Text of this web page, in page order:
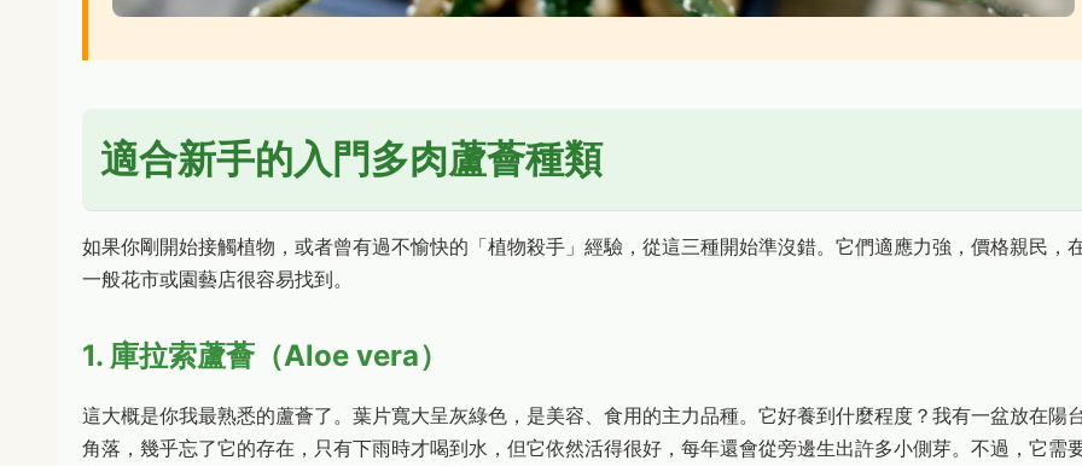
適合新手的入門多肉蘆薈種類
如果你剛開始接觸植物，或者曾有過不愉快的「植物殺手」經驗，從這三種開始準沒錯。它們適應力強，價格親民，
一般花市或園藝店很容易找到。
1. 庫拉索蘆薈（Aloe vera）
這大概是你我最熟悉的蘆薈了。葉片寬大呈灰綠色，是美容、食用的主力品種。它好養到什麼程度？我有一盆放在陽
角落，幾乎忘了它的存在，只有下雨時才喝到水，但它依然活得很好，每年還會從旁邊生出許多小側芽。不過，它需